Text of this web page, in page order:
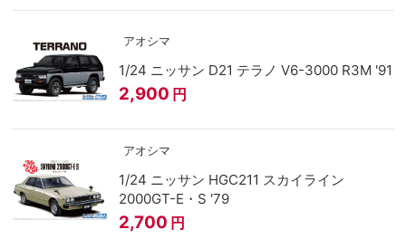
アオシマ
1/24 ニッサン D21 テラノ V6-3000 R3M '91
2,900 円
アオシマ
1/24 ニッサン HGC211 スカイライン
2000GT-E・S '79
2,700 円